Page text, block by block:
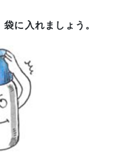
に入れましょう。